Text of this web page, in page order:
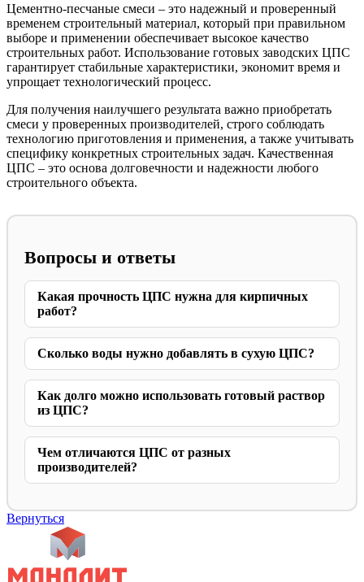
Цементно-песчаные смеси – это надежный и проверенный
временем строительный материал, который при правильном
выборе и применении обеспечивает высокое качество
строительных работ. Использование готовых заводских ЦПС
гарантирует стабильные характеристики, экономит время и
упрощает технологический процесс.
Для получения наилучшего результата важно приобретать
смеси у проверенных производителей, строго соблюдать
технологию приготовления и применения, а также учитывать
специфику конкретных строительных задач. Качественная
ЦПС – это основа долговечности и надежности любого
строительного объекта.
Вопросы и ответы
Какая прочность ЦПС нужна для кирпичных
работ?
Сколько воды нужно добавлять в сухую ЦПС?
Как долго можно использовать готовый раствор
из ЦПС?
Чем отличаются ЦПС от разных
производителей?
Вернуться